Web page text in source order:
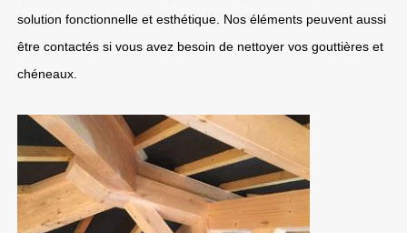
solution fonctionnelle et esthétique. Nos éléments peuvent aussi
être contactés si vous avez besoin de nettoyer vos gouttières et
chéneaux.